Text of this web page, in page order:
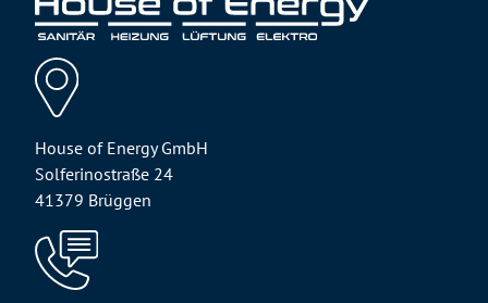
House of Energy GmbH
Solferinostraße 24
41379 Brüggen